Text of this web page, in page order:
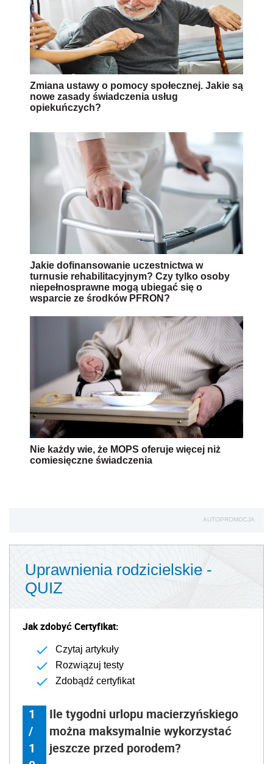
Zmiana ustawy o pomocy społecznej. Jakie są
nowe zasady świadczenia usług
opiekuńczych?
Jakie dofinansowanie uczestnictwa w
turnusie rehabilitacyjnym? Czy tylko osoby
niepełnosprawne mogą ubiegać się o
wsparcie ze środków PFRON?
Nie każdy wie, że MOPS oferuje więcej niż
comiesięczne świadczenia
AUTOPROMOCJA
Uprawnienia rodzicielskie -
QUIZ
Jak zdobyć Certyfikat:
Czytaj artykuły
Rozwiązuj testy
Zdobądź certyfikat
1
/
1
Ile tygodni urlopu macierzyńskiego
można maksymalnie wykorzystać
jeszcze przed porodem?